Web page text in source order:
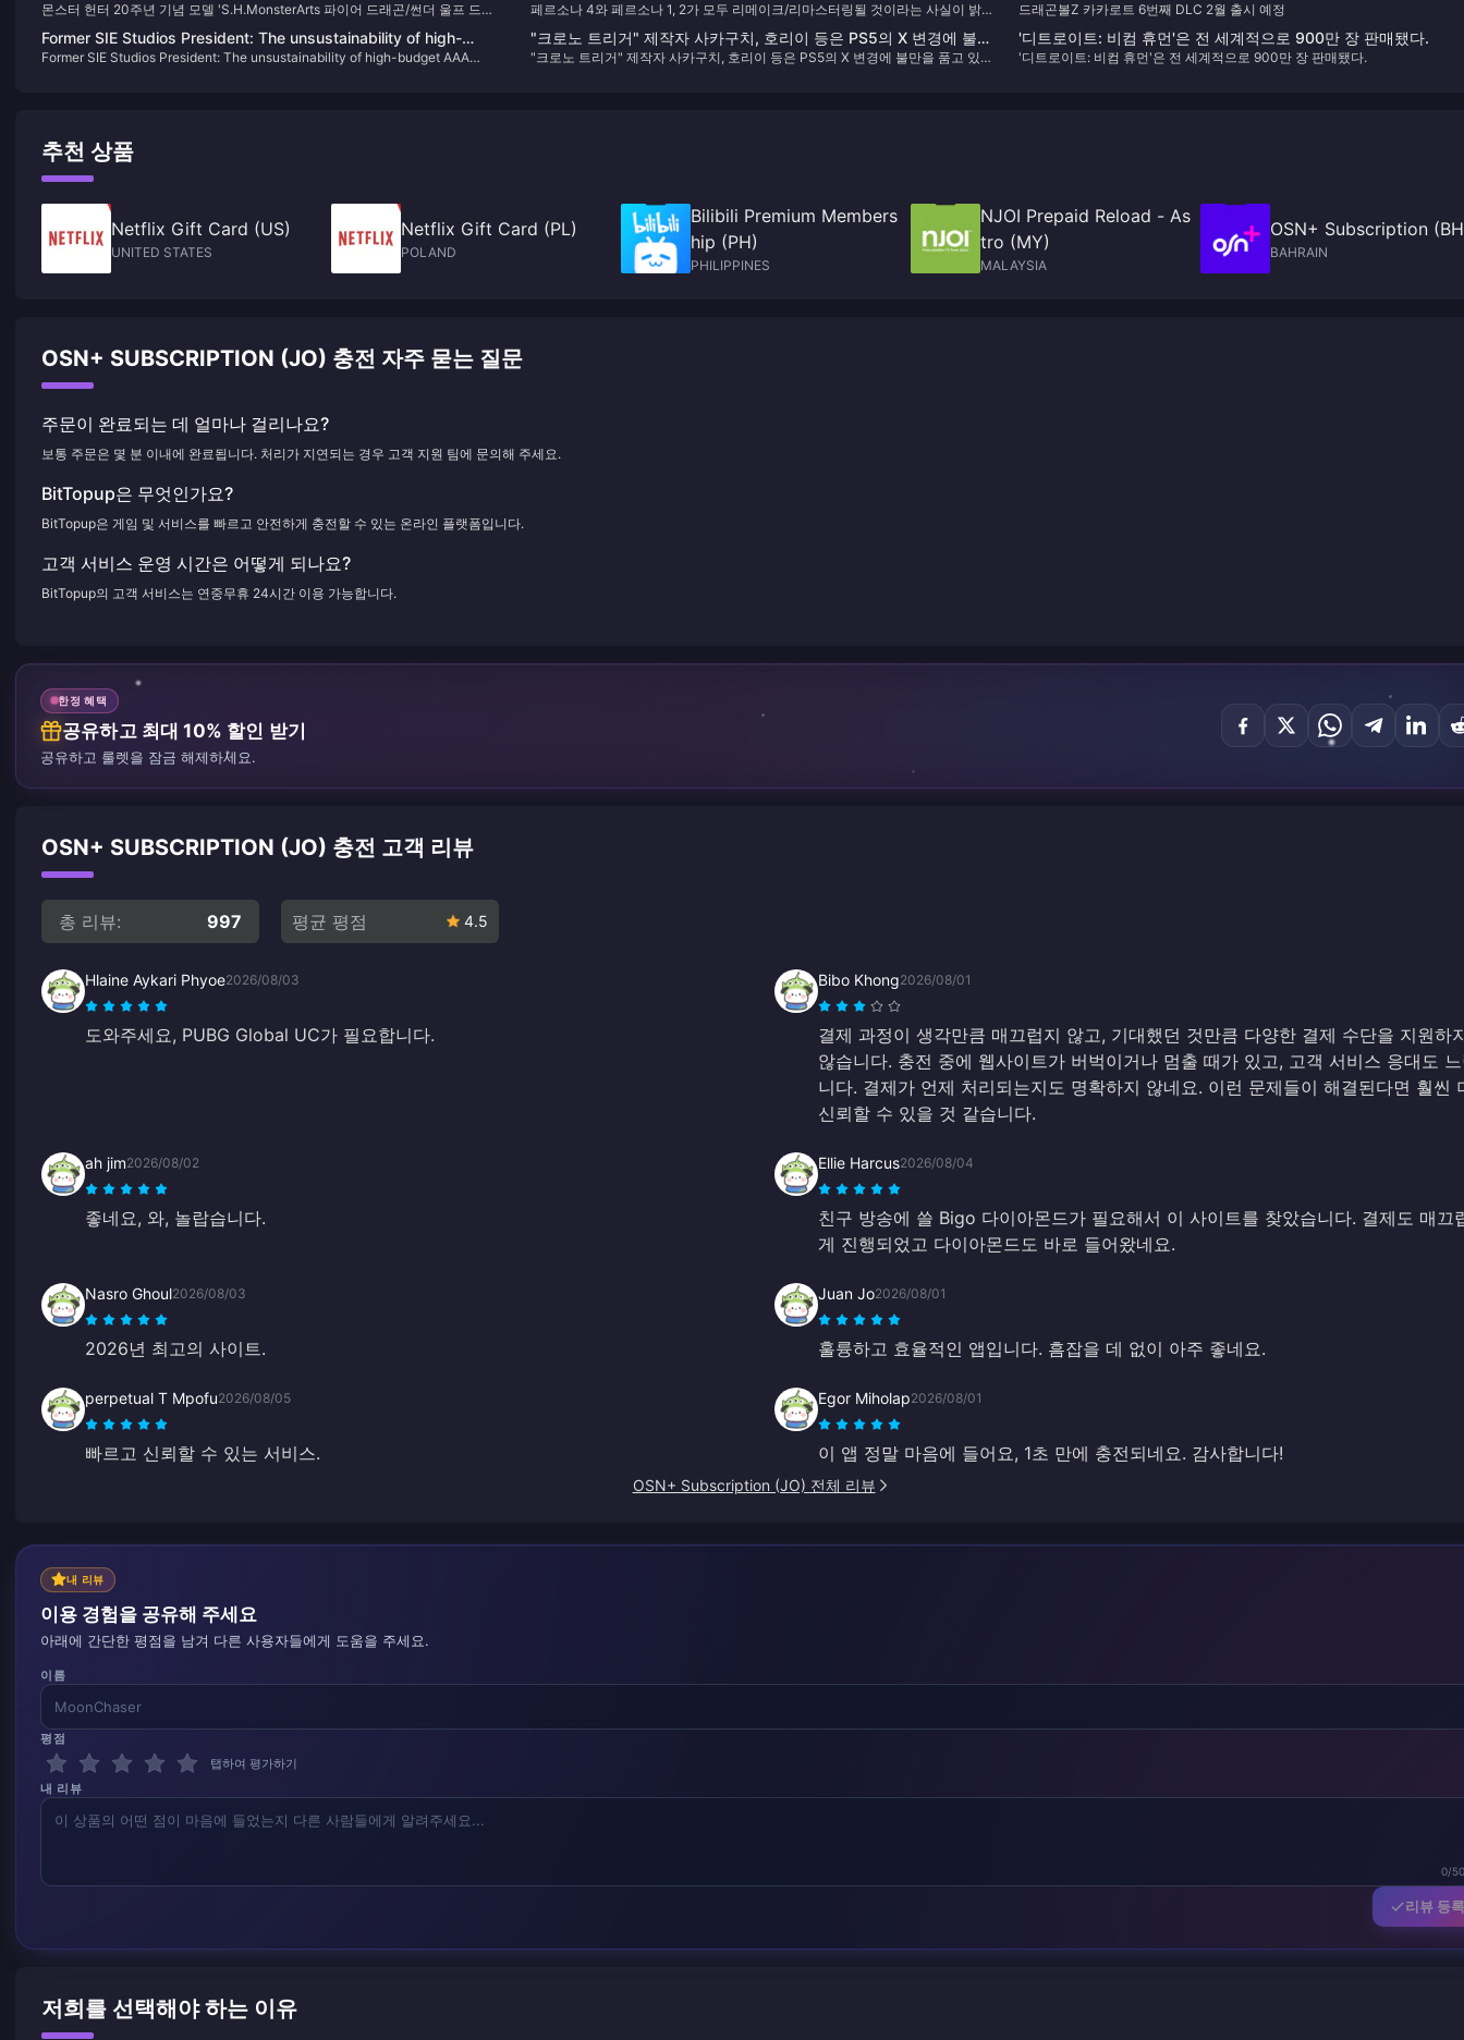
더 울프 드래곤'이 오늘부터 주문 가능합니다.
몬스터 헌터 20주년 기념 모델 'S.H.MonsterArts 파이어 드래곤/썬더 울프 드래
는 사실이 밝혀졌습니다.
페르소나 4와 페르소나 1, 2가 모두 리메이크/리마스터링될 것이라는 사실이 밝
드래곤볼Z 카카로트 6번째 DLC 2월 출시 예정
Former SIE Studios President: The unsustainability of high-
budget AAA games will be discussed more this year
Former SIE Studios President: The unsustainability of high-budget AAA
"크로노 트리거" 제작자 사카구치, 호리이 등은 PS5의 X 변경에 불만
을 품고 있습니다.
"크로노 트리거" 제작자 사카구치, 호리이 등은 PS5의 X 변경에 불만을 품고 있
'디트로이트: 비컴 휴먼'은 전 세계적으로 900만 장 판매됐다.
'디트로이트: 비컴 휴먼'은 전 세계적으로 900만 장 판매됐다.
추천 상품
Netflix Gift Card (US)
UNITED STATES
Netflix Gift Card (PL)
POLAND
Bilibili Premium Members
hip (PH)
PHILIPPINES
NJOI Prepaid Reload - As
tro (MY)
MALAYSIA
OSN+ Subscription
BAHRAIN
OSN+ SUBSCRIPTION (JO) 충전 자주 묻는 질문
주문이 완료되는 데 얼마나 걸리나요?
보통 주문은 몇 분 이내에 완료됩니다. 처리가 지연되는 경우 고객 지원 팀에 문의해 주세요.
BitTopup은 무엇인가요?
BitTopup은 게임 및 서비스를 빠르고 안전하게 충전할 수 있는 온라인 플랫폼입니다.
고객 서비스 운영 시간은 어떻게 되나요?
BitTopup의 고객 서비스는 연중무휴 24시간 이용 가능합니다.
한정 혜택
공유하고 최대 10% 할인 받기
공유하고 룰렛을 잠금 해제하세요.
OSN+ SUBSCRIPTION (JO) 충전 고객 리뷰
총 리뷰: 997 평균 평점 4.5
Hlaine Aykari Phyoe2026/08/03
도와주세요, PUBG Global UC가 필요합니다.
Bibo Khong2026/08/01
결제 과정이 생각만큼 매끄럽지 않고, 기대했던 것만큼 다양한 결제 수단을 지원하
않습니다. 충전 중에 웹사이트가 버벅이거나 멈출 때가 있고, 고객 서비스 응대도
니다. 결제가 언제 처리되는지도 명확하지 않네요. 이런 문제들이 해결된다면 훨씬
신뢰할 수 있을 것 같습니다.
ah jim2026/08/02
좋네요, 와, 놀랍습니다.
Ellie Harcus2026/08/04
친구 방송에 쓸 Bigo 다이아몬드가 필요해서 이 사이트를 찾았습니다. 결제도 매끄
게 진행되었고 다이아몬드도 바로 들어왔네요.
Nasro Ghoul2026/08/03
2026년 최고의 사이트.
Juan Jo2026/08/01
훌륭하고 효율적인 앱입니다. 흠잡을 데 없이 아주 좋네요.
perpetual T Mpofu2026/08/05
빠르고 신뢰할 수 있는 서비스.
Egor Miholap2026/08/01
이 앱 정말 마음에 들어요, 1초 만에 충전되네요. 감사합니다!
OSN+ Subscription (JO) 전체 리뷰
내 리뷰
이용 경험을 공유해 주세요
아래에 간단한 평점을 남겨 다른 사용자들에게 도움을 주세요.
이름
평점
탭하여 평가하기
내 리뷰
0/
리뷰 등록
저희를 선택해야 하는 이유